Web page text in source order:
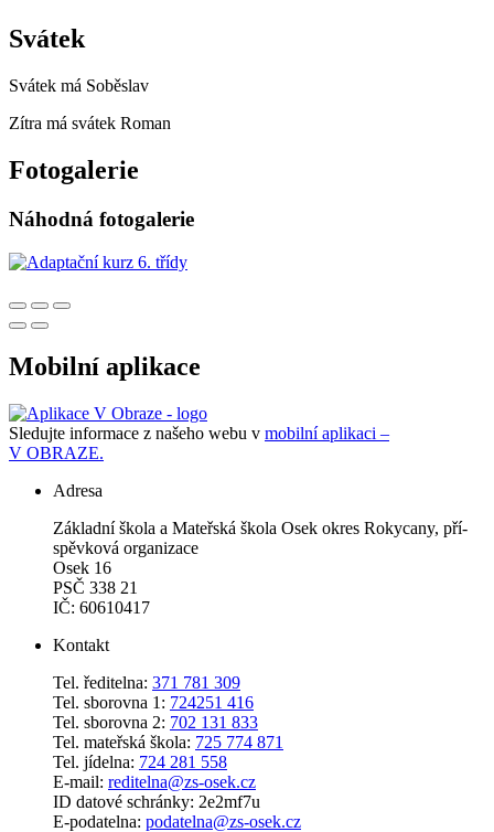
Svátek
Svátek má Soběslav
Zítra má svátek Roman
Fotogalerie
Náhodná fotogalerie
Mobilní aplikace
Sledujte informace z našeho webu v mobilní aplikaci –
V OBRAZE.
Adresa
Zá­klad­ní ško­la a Ma­teř­ská ško­la Osek okres Roky­ca­ny, pří­
spěv­ko­vá or­ga­ni­za­ce
Osek 16
PSČ 338 21
IČ: 60610417
Kontakt
Tel. ředitelna: 371 781 309
Tel. sborovna 1: 724251 416
Tel. sborovna 2: 702 131 833
Tel. mateřská škola: 725 774 871
Tel. jídelna: 724 281 558
E-mail: reditelna@zs-osek.cz
ID datové schránky: 2e2mf7u
E-podatelna: podatelna@zs-osek.cz